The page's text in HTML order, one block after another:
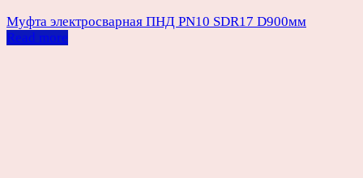
Муфта электросварная ПНД PN10 SDR17 D900мм
Read more